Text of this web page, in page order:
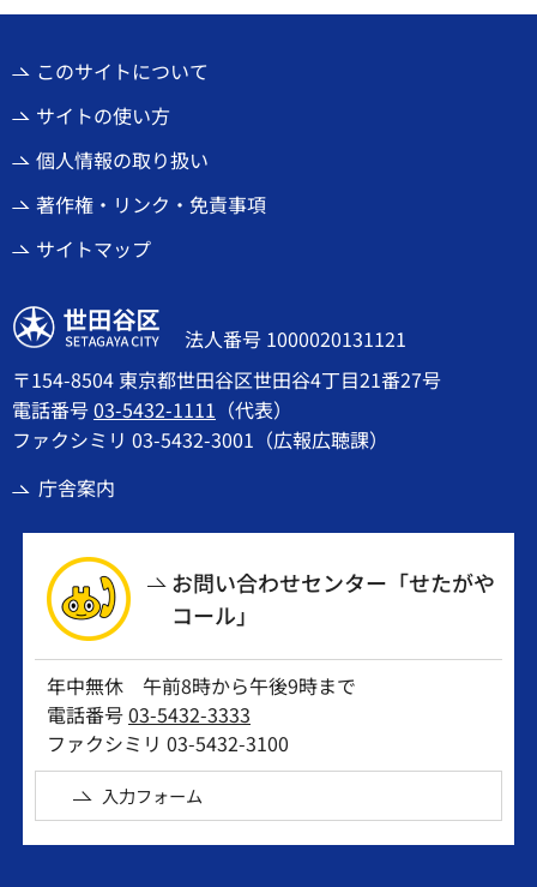
このサイトについて
サイトの使い方
個人情報の取り扱い
著作権・リンク・免責事項
サイトマップ
世田谷区
法人番号 1000020131121
〒154-8504 東京都世田谷区世田谷4丁目21番27号
電話番号03-5432-1111 （代表）
ファクシミリ 03-5432-3001（広報広聴課）
庁舎案内
お問い合わせセンター「せたがや
コール」
年中無休 午前8時から午後9時まで
電話番号03-5432-3333
ファクシミリ 03-5432-3100
入力フォーム